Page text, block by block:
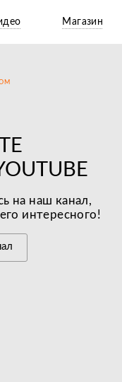
Магазин
на наш канал,
интересного!